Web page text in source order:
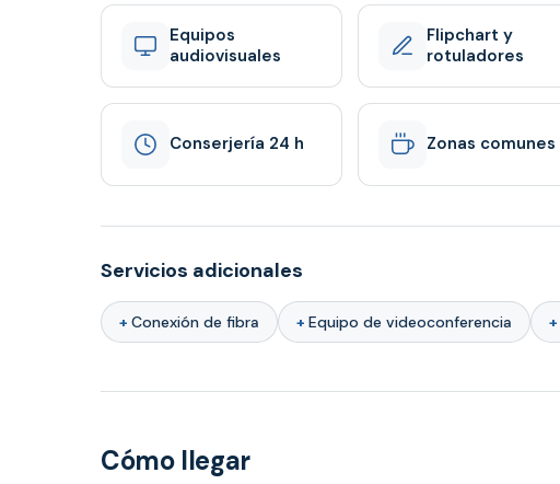
Equipos
audiovisuales
Flipchart y
rotuladores
Conserjería 24 h Zonas comunes
Servicios adicionales
Conexión de fibra Equipo de videoconferencia
Cómo llegar